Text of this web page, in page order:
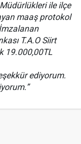
ile ilçe
maaş protokol
T.A.O Siirt
19.000,00TL
ediyorum.